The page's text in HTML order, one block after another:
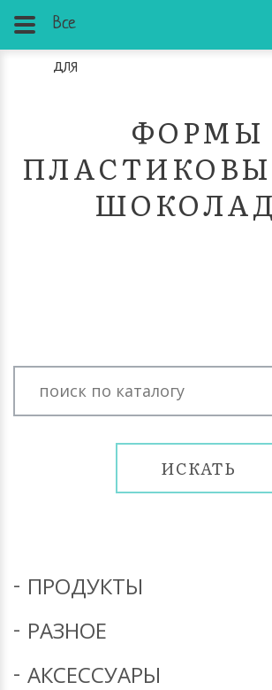
Все
для
ФОРМЫ
ИСКАТЬ
ПРОДУКТЫ
РАЗНОЕ
АКСЕССУАРЫ